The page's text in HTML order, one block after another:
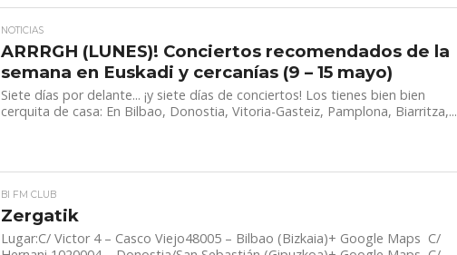
NOTICIAS
ARRRGH (LUNES)! Conciertos recomendados de la
semana en Euskadi y cercanías (9 – 15 mayo)
Siete días por delante... ¡y siete días de conciertos! Los tienes bien bien
cerquita de casa: En Bilbao, Donostia, Vitoria-Gasteiz, Pamplona, Biarritza,...
BI FM CLUB
Zergatik
Lugar:C/ Victor 4 – Casco Viejo48005 – Bilbao (Bizkaia)+ Google Maps C/